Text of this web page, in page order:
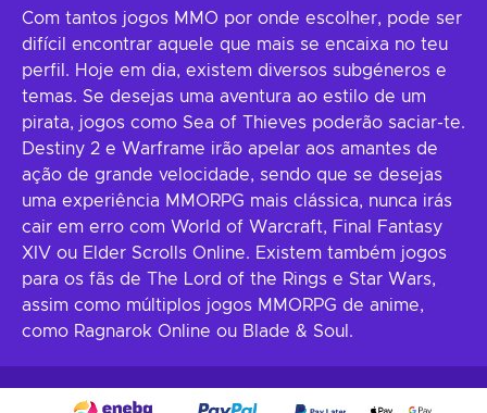
Com tantos jogos MMO por onde escolher, pode ser
difícil encontrar aquele que mais se encaixa no teu
perfil. Hoje em dia, existem diversos subgéneros e
temas. Se desejas uma aventura ao estilo de um
pirata, jogos como Sea of Thieves poderão saciar-te.
Destiny 2 e Warframe irão apelar aos amantes de
ação de grande velocidade, sendo que se desejas
uma experiência MMORPG mais clássica, nunca irás
cair em erro com World of Warcraft, Final Fantasy
XIV ou Elder Scrolls Online. Existem também jogos
para os fãs de The Lord of the Rings e Star Wars,
assim como múltiplos jogos MMORPG de anime,
como Ragnarok Online ou Blade & Soul.